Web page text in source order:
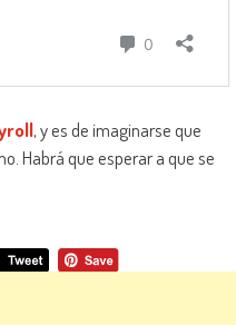
, y es de imaginarse que
Habrá que esperar a que se